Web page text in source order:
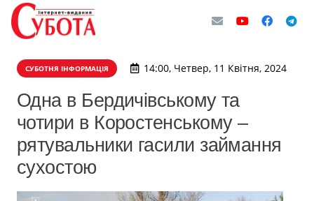
СУБОТНЯ ІНФОРМАЦІЯ 14:00, Четвер, 11 Квітня, 2024
Одна в Бердичівському та
чотири в Коростенському –
рятувальники гасили займання
сухостою